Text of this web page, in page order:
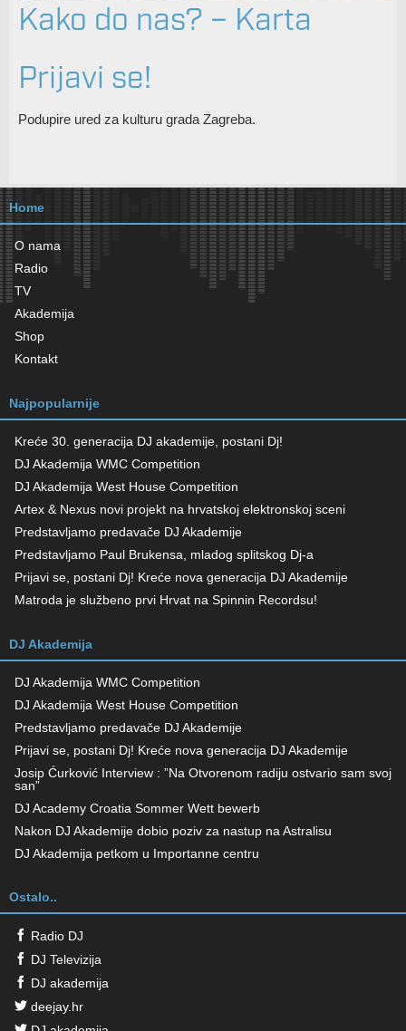
Kako do nas? – Karta
Prijavi se!
Podupire ured za kulturu grada Zagreba.
Home
O nama
Radio
TV
Akademija
Shop
Kontakt
Najpopularnije
Kreće 30. generacija DJ akademije, postani Dj!
DJ Akademija WMC Competition
DJ Akademija West House Competition
Artex & Nexus novi projekt na hrvatskoj elektronskoj sceni
Predstavljamo predavače DJ Akademije
Predstavljamo Paul Brukensa, mladog splitskog Dj-a
Prijavi se, postani Dj! Kreće nova generacija DJ Akademije
Matroda je službeno prvi Hrvat na Spinnin Recordsu!
DJ Akademija
DJ Akademija WMC Competition
DJ Akademija West House Competition
Predstavljamo predavače DJ Akademije
Prijavi se, postani Dj! Kreće nova generacija DJ Akademije
Josip Ćurković Interview : ”Na Otvorenom radiju ostvario sam svoj
san”
DJ Academy Croatia Sommer Wett bewerb
Nakon DJ Akademije dobio poziv za nastup na Astralisu
DJ Akademija petkom u Importanne centru
Ostalo..
Radio DJ
DJ Televizija
DJ akademija
deejay.hr